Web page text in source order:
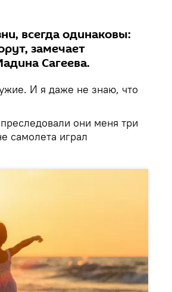
всегда одинаковы:
замечает
Сагеева.
И я даже не знаю, что
они меня три
самолета играл